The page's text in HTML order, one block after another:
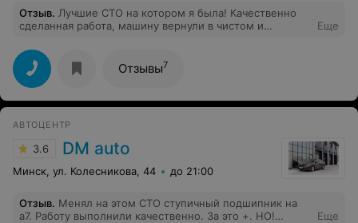
Отзыв. Лучшие СТО на котором я была! Качественно
сделанная работа, машину вернули в чистом и
завышена. Огромная благодарность директору СТО-
Олегу, все подробно и понятно объяснил. Рекомендую
СТО!
Еще
Отзывы7
АВТОЦЕНТР
3.6 DM auto
Минск, ул. Колесникова, 44 до 21:00
Отзыв. Менял на этом СТО ступичный подшипник на
а7. Работу выполнили качественно. За это +. НО!
Еще